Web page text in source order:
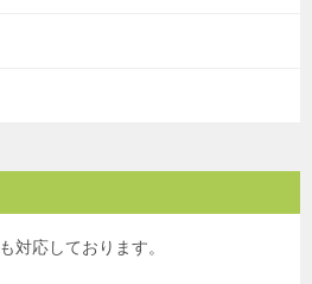
も対応しております。